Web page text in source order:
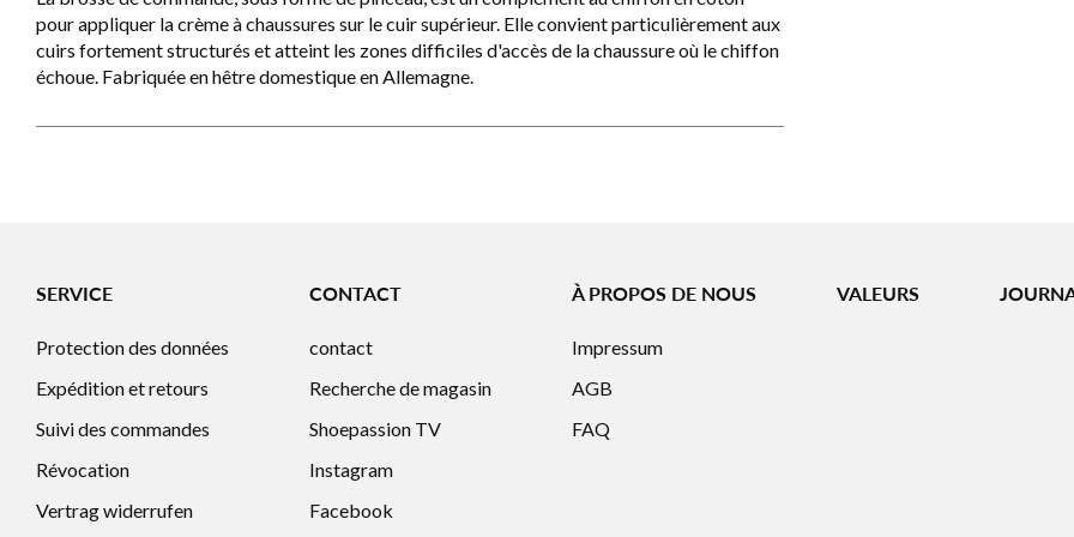
pour appliquer la crème à chaussures sur le cuir supérieur. Elle convient particulièrement aux
cuirs fortement structurés et atteint les zones difficiles d'accès de la chaussure où le chiffon
échoue. Fabriquée en hêtre domestique en Allemagne.
SERVICE
Protection des données
Expédition et retours
Suivi des commandes
Révocation
Vertrag widerrufen
CONTACT
contact
Recherche de magasin
Shoepassion TV
Instagram
Facebook
À PROPOS DE NOUS
Impressum
AGB
FAQ
VALEURS